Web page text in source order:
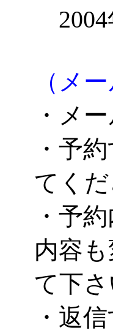
2004
（メ
・メ
・予
てくだ
・予
内容
て下さ
・返